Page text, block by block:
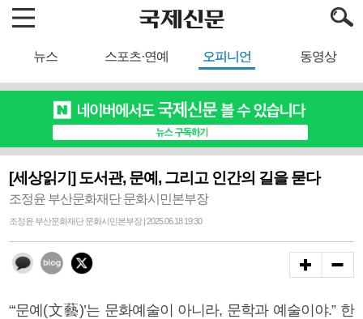
뉴스 스포츠·연예 오피니언 동영상
[세상읽기] 도서관, 문예, 그리고 인간의 길을 묻다
조정윤 부산문화재단 문화시민본부장
조정윤 부산문화재단 문화시민본부장 | 2025.06.18 19:30
“‘문예(文藝)’는 문화예술이 아니라, 문학과 예술이야.” 한